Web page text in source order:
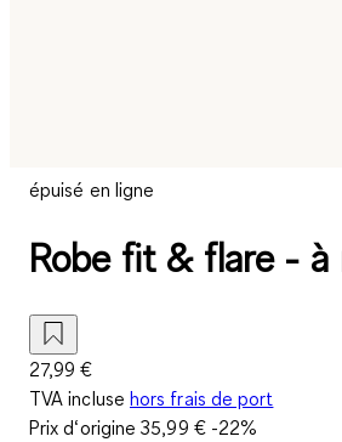
épuisé en ligne
Robe fit & flare - à
27,99 €
TVA incluse hors frais de port
Prix d‘origine35,99 €-22%